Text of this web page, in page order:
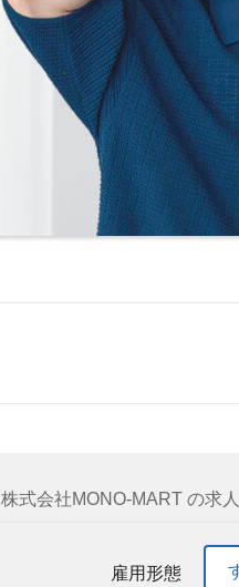
株式会社MONO-MART の求
雇用形態